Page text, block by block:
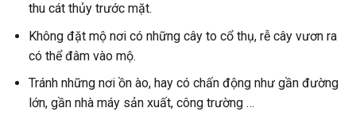
thu cát thủy trước mặt.
Không đặt mộ nơi có những cây to cổ thụ, rễ cây vươn ra
có thể đâm vào mộ.
Tránh những nơi ồn ào, hay có chấn động như gần đường
lớn, gần nhà máy sản xuất, công trường …